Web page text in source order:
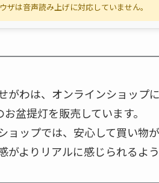
ザは音声読み上げに対応していません。
がわは、オンラインショップ
盆提灯を販売しています。
ョップでは、安心して買い物
がよりリアルに感じられるよ